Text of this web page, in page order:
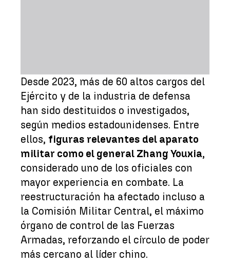
Desde 2023, más de 60 altos cargos del
Ejército y de la industria de defensa
han sido destituidos o investigados,
según medios estadounidenses. Entre
ellos, figuras relevantes del aparato
militar como el general Zhang Youxia,
considerado uno de los oficiales con
mayor experiencia en combate. La
reestructuración ha afectado incluso a
la Comisión Militar Central, el máximo
órgano de control de las Fuerzas
Armadas, reforzando el círculo de poder
más cercano al líder chino.